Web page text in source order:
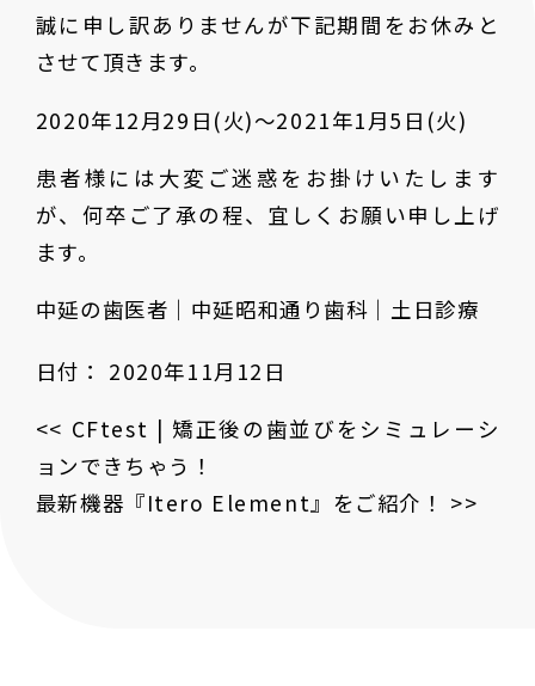
誠に申し訳ありませんが下記期間をお休みと
させて頂きます。
2020年12月29日(火)〜2021年1月5日(火)
患者様には大変ご迷惑をお掛けいたします
が、何卒ご了承の程、宜しくお願い申し上げ
ます。
中延の歯医者｜中延昭和通り歯科｜土日診療
日付： 2020年11月12日
<< CFtest | 矯正後の歯並びをシミュレーシ
ョンできちゃう！
最新機器『Itero Element』をご紹介！ >>